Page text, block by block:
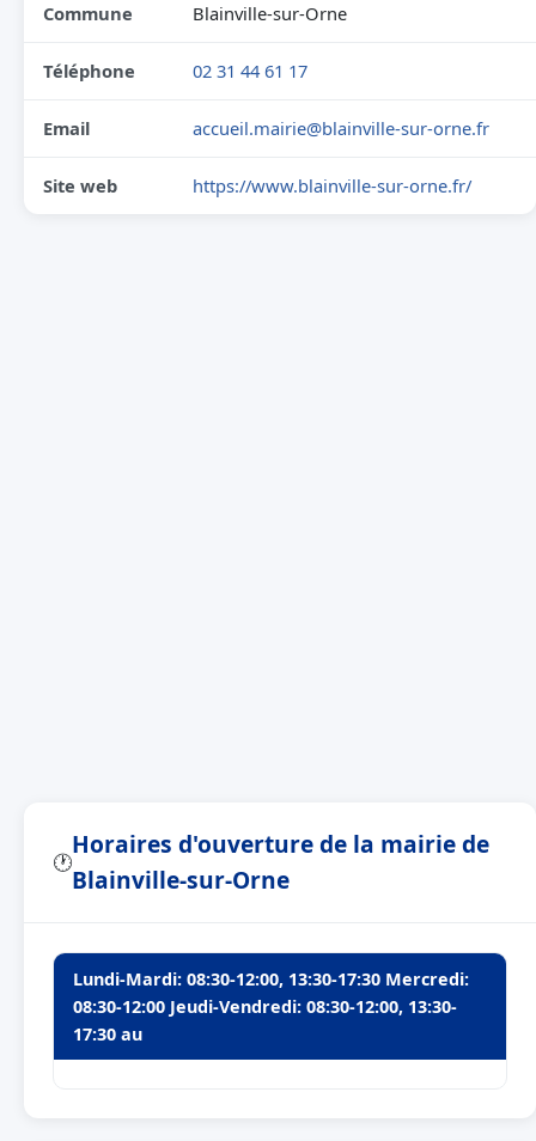
Commune Blainville-sur-Orne
Téléphone 02 31 44 61 17
Email accueil.mairie@blainville-sur-orne.fr
Site web https://www.blainville-sur-orne.fr/
🕐
Horaires d'ouverture de la mairie de
Blainville-sur-Orne
Lundi-Mardi: 08:30-12:00, 13:30-17:30 Mercredi:
08:30-12:00 Jeudi-Vendredi: 08:30-12:00, 13:30-
17:30 au